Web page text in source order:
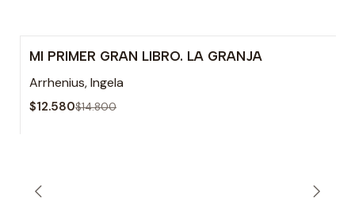
-15% OFF
MI PRIMER GRAN LIBRO. LA GRANJA
Arrhenius, Ingela
$12.580$14.800